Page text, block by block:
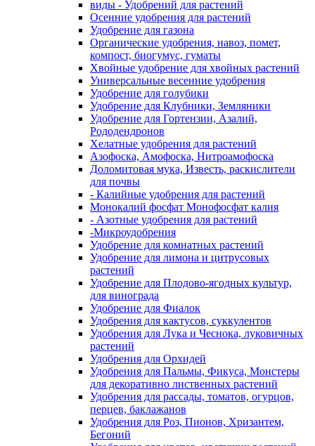
виды - Удобрений для растений
Осенние удобрения для растений
Удобрение для газона
Органические удобрения, навоз, помет,
компост, биогумус, гуматы
Хвойные удобрение для хвойных растений
Универсальные весенние удобрения
Удобрение для голубики
Удобрение для Клубники, Земляники
Удобрение для Гортензии, Азалий,
Рододендронов
Хелатные удобрения для растений
Азофоска, Амофоска, Нитроамофоска
Доломитовая мука, Известь, раскислители
для почвы
- Калийные удобрения для растений
Монокалий фосфат Монофосфат калия
- Азотные удобрения для растений
-Микроудобрения
Удобрение для комнатных растений
Удобрение для лимона и цитрусовых
растений
Удобрение для Плодово-ягодных культур,
для винограда
Удобрение для Фиалок
Удобрения для кактусов, суккулентов
Удобрения для Лука и Чеснока, луковичных
растений
Удобрения для Орхидей
Удобрения для Пальмы, Фикуса, Монстеры
для декоративно лиственных растений
Удобрения для рассады, томатов, огурцов,
перцев, баклажанов
Удобрения для Роз, Пионов, Хризантем,
Бегоний